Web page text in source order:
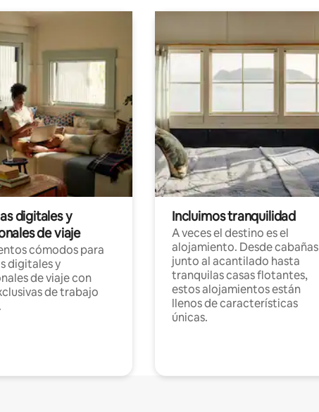
digitales y
de viaje
cómodos para
digitales y
de viaje con
de trabajo
Incluimos tranquilidad
A veces el destino es el
alojamiento. Desde cabañas
junto al acantilado hasta
tranquilas casas flotantes,
estos alojamientos están
llenos de características
únicas.